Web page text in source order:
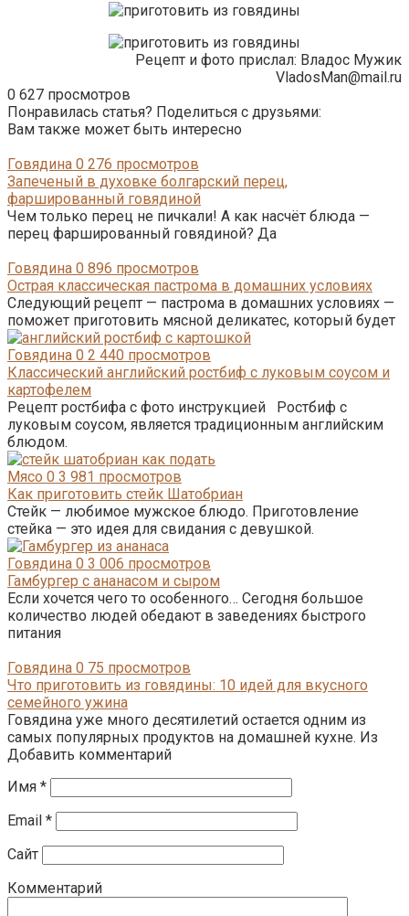
Рецепт и фото прислал: Владос Мужик
VladosMan@mail.ru
0 627 просмотров
Понравилась статья? Поделиться с друзьями:
Вам также может быть интересно
Говядина 0 276 просмотров
Запеченый в духовке болгарский перец,
фаршированный говядиной
Чем только перец не пичкали! А как насчёт блюда —
перец фаршированный говядиной? Да
Говядина 0 896 просмотров
Острая классическая пастрома в домашних условиях
Следующий рецепт — пастрома в домашних условиях —
поможет приготовить мясной деликатес, который будет
Говядина 0 2 440 просмотров
Классический английский ростбиф с луковым соусом и
картофелем
Рецепт ростбифа с фото инструкцией Ростбиф с
луковым соусом, является традиционным английским
блюдом.
Мясо 0 3 981 просмотров
Как приготовить стейк Шатобриан
Стейк — любимое мужское блюдо. Приготовление
стейка — это идея для свидания с девушкой.
Говядина 0 3 006 просмотров
Гамбургер с ананасом и сыром
Если хочется чего то особенного… Сегодня большое
количество людей обедают в заведениях быстрого
питания
Говядина 0 75 просмотров
Что приготовить из говядины: 10 идей для вкусного
семейного ужина
Говядина уже много десятилетий остается одним из
самых популярных продуктов на домашней кухне. Из
Добавить комментарий
Имя *
Email *
Сайт
Комментарий